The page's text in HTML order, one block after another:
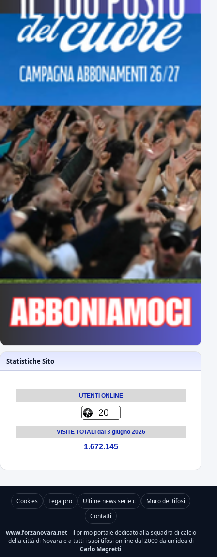
Statistiche Sito
UTENTI ONLINE
VISITE TOTALI dal 3 giugno 2026
1.672.145
Cookies Lega pro Ultime news serie c
Muro dei tifosi
Contatti
www.forzanovara.net- il primo portale dedicato alla squadra di calcio
della città di Novara e a tutti i suoi tifosi on line dal 2000 da un'idea di
Carlo Magretti